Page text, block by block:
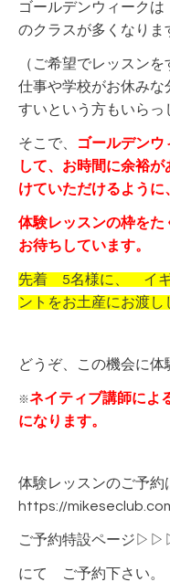
ゴールデンウィーク
のクラスが多くなりま
（ご希望でレッスン
仕事や学校がお休み
すいという方もいらっ
そこで、
ゴールデンウ
して、お時間に余裕
けていただけるように
体験レッスンの枠を
お待ちしています。
先着 5名様に、 イギ
ントをお土産にお渡し
どうぞ、この機会に体
※ネイティブ講師によ
になります。
体験レッスンのご
https://
ご予約特設ページ
にて ご予約下さい。